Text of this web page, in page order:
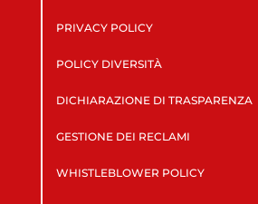
PRIVACY POLICY
POLICY DIVERSITÀ
DICHIARAZIONE DI TRASPARENZA
GESTIONE DEI RECLAMI
WHISTLEBLOWER POLICY